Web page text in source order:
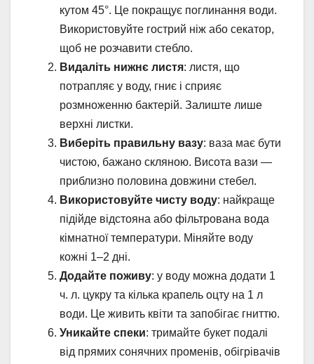
кутом 45°. Це покращує поглинання води.
Використовуйте гострий ніж або секатор,
щоб не розчавити стебло.
Видаліть нижнє листя: листя, що
потрапляє у воду, гниє і сприяє
розмноженню бактерій. Залиште лише
верхні листки.
Виберіть правильну вазу: ваза має бути
чистою, бажано скляною. Висота вази —
приблизно половина довжини стебел.
Використовуйте чисту воду: найкраще
підійде відстояна або фільтрована вода
кімнатної температури. Міняйте воду
кожні 1–2 дні.
Додайте поживу: у воду можна додати 1
ч. л. цукру та кілька крапель оцту на 1 л
води. Це живить квіти та запобігає гниттю.
Уникайте спеки: тримайте букет подалі
від прямих сонячних променів, обігрівачів